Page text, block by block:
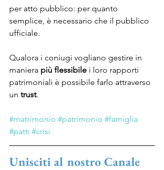
per atto pubblico: per quanto
semplice, è necessario che il pubblico
ufficiale.
Qualora i coniugi vogliano gestire in
maniera più flessibile i loro rapporti
patrimoniali è possibile farlo attraverso
un trust.
#matrimonio #patrimonio #famiglia
#patti #crisi
Unisciti al nostro Canale